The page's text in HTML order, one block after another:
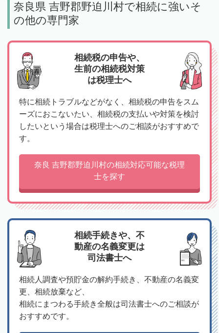
奈良県 吉野郡野迫川村で相続に強いそ
の他の専門家
相続税の申告や、
生前の相続税対策
は税理士へ
特に相続トラブルなどがなく、相続税の申告をスム
ーズにおこないたい、相続税の支払いや対策を検討
したいという場合は税理士へのご相談がおすすめで
す。
奈良 吉野郡野迫川村の相続対応可能な税理
士を探す
相続手続きや、不
動産の名義変更は
司法書士へ
相続人調査や預貯金の解約手続き、不動産の名義変
更、相続放棄など、
相続にまつわる手続き全般は司法書士へのご相談が
おすすめです。